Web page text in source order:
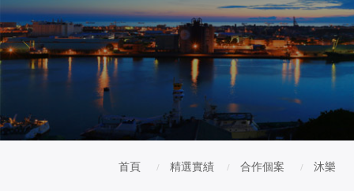
首頁 精選實績 合作個案 沐樂